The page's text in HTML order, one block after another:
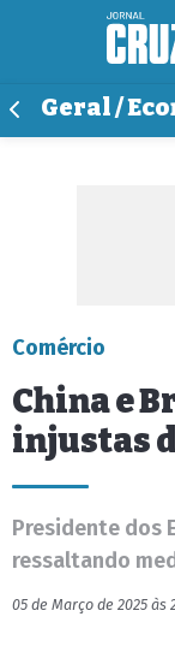
Geral /
Comércio
China e
injustas
Presidente dos
ressaltando
05 de Março de 2025 às